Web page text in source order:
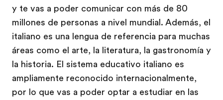
y te vas a poder comunicar con más de 80
millones de personas a nivel mundial. Además, el
italiano es una lengua de referencia para muchas
áreas como el arte, la literatura, la gastronomía y
la historia. El sistema educativo italiano es
ampliamente reconocido internacionalmente,
por lo que vas a poder optar a estudiar en las